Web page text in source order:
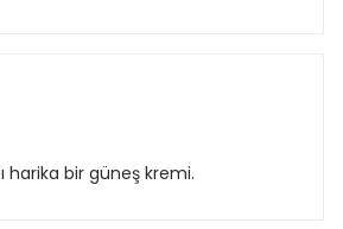
harika bir güneş kremi.